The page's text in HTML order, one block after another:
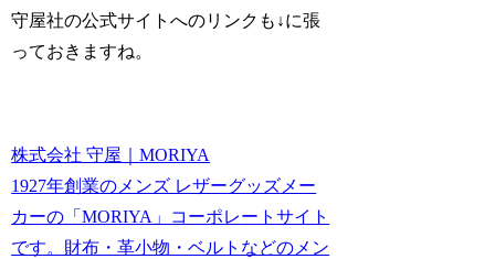
守屋社の公式サイトへのリンクも↓に張
っておきますね。
株式会社 守屋｜MORIYA
1927年創業のメンズ レザーグッズメー
カーの「MORIYA」コーポレートサイト
です。財布・革小物・ベルトなどのメン